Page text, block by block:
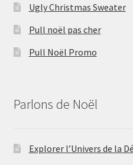
Ugly Christmas Sweater
Pull noël pas cher
Pull Noël Promo
Parlons de Noël
Explorer l’Univers de la